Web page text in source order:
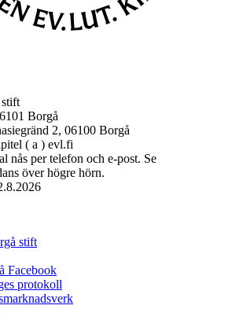
Borgå
2, 06100 Borgå
( a ) evl.fi
nås per telefon och e-post. Se
över högre hörn.
stift
Facebook
protokoll